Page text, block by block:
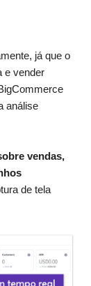
já que o
e vender
análise
vendas,
de tela